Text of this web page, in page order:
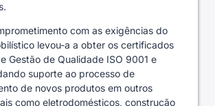
com as exigências do
levou-a a obter os certificados
Gestão de Qualidade ISO 9001 e
suporte ao processo de
de novos produtos em outros
como eletrodomésticos, construção